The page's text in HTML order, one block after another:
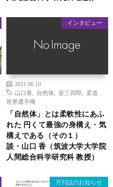
インタビュー
2021.06.10
山口香
自然体 姿三四郎
柔道
世界選手権
「自然体」とは柔軟性にあふ
れた 円くて最強の身構え・気
構えである（その１）
談・山口 香（筑波大学大学院
人間総合科学研究科 教授）
月刊誌のお知らせ